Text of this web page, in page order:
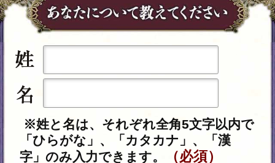
※姓と名は、それぞれ全角5文字以内で
「ひらがな」、「カタカナ」、「漢
字」のみ入力できます。
年 月 日
※必須
あの人の性別は、あなたと逆の性別が
自動的に設定されます。
入力した情報を記録しますか？